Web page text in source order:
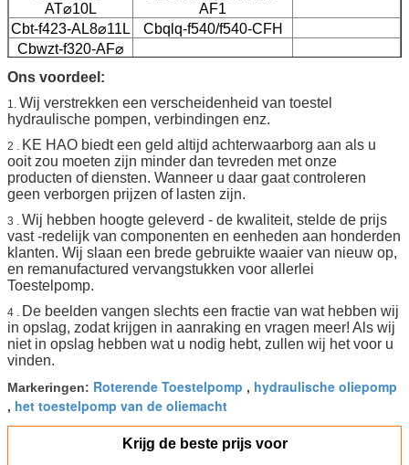
AT⌀10L
AF1
Cbt-f423-AL8⌀11L
Cbqlq-f540/f540-CFH
Cbwzt-f320-AF⌀
Ons voordeel:
1. Wij verstrekken een verscheidenheid van toestel
hydraulische pompen, verbindingen enz.
2 . KE HAO biedt een geld altijd achterwaarborg aan als u
ooit zou moeten zijn minder dan tevreden met onze
producten of diensten. Wanneer u daar gaat controleren
geen verborgen prijzen of lasten zijn.
3 . Wij hebben hoogte geleverd - de kwaliteit, stelde de prijs
vast -redelijk van componenten en eenheden aan honderden
klanten. Wij slaan een brede gebruikte waaier van nieuw op,
en remanufactured vervangstukken voor allerlei
Toestelpomp.
4 . De beelden vangen slechts een fractie van wat hebben wij
in opslag, zodat krijgen in aanraking en vragen meer! Als wij
niet in opslag hebben wat u nodig hebt, zullen wij het voor u
vinden.
Markeringen: Roterende Toestelpomp , hydraulische oliepomp
, het toestelpomp van de oliemacht
Krijg de beste prijs voor